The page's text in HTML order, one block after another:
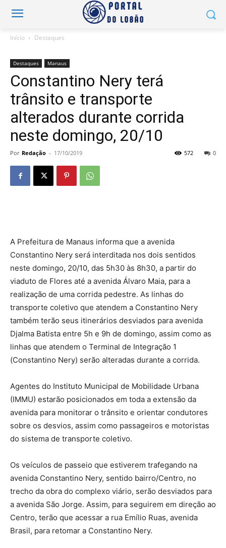
Início Destaques
Destaques Manaus
Constantino Nery terá
trânsito e transporte
alterados durante corrida
neste domingo, 20/10
Por Redação - 17/10/2019 0
572
A Prefeitura de Manaus informa que a avenida
Constantino Nery será interditada nos dois sentidos
neste domingo, 20/10, das 5h30 às 8h30, a partir do
viaduto de Flores até a avenida Álvaro Maia, para a
realização de uma corrida pedestre. As linhas do
transporte coletivo que atendem a Constantino Nery
também terão seus itinerários desviados para avenida
Djalma Batista entre 5h e 9h de domingo, assim como as
linhas que atendem o Terminal de Integração 1
(Constantino Nery) serão alteradas durante a corrida.
Agentes do Instituto Municipal de Mobilidade Urbana
(IMMU) estarão posicionados em toda a extensão da
avenida para monitorar o trânsito e orientar condutores
sobre os desvios, assim como passageiros e motoristas
do sistema de transporte coletivo.
Os veículos de passeio que estiverem trafegando na
avenida Constantino Nery, sentido bairro/Centro, no
trecho da obra do complexo viário, serão desviados para
a avenida São Jorge. Assim, para seguirem em direção ao
Centro, terão que acessar a rua Emílio Ruas, avenida
Brasil, para retomar a Constantino Nery.